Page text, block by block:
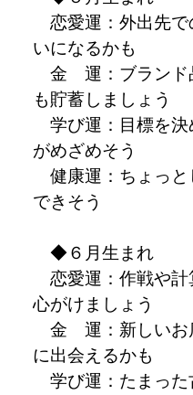
恋愛運：外出先で
いになるかも
金 運：ブランド
も貯蓄しましょう
学び運：目標を決
がめざめそう
健康運：ちょっと
できそう
◆６月生まれ
恋愛運：作戦や計
心がけましょう
金 運：新しいお
に出会えるかも
学び運：たまった